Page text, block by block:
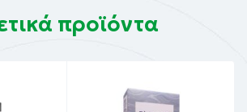
προϊόντα